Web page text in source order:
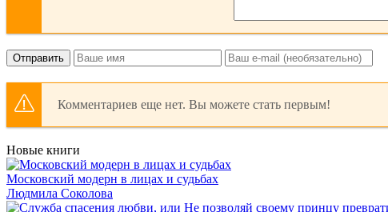
Отправить
Комментариев еще нет. Вы можете стать первым!
Новые книги
Московский модерн в лицах и судьбах
Людмила Соколова